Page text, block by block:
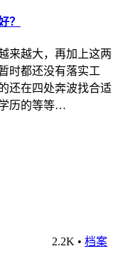
？
来越大，再加上这两
时都还没有落实工
还在四处奔波找合适
历的等等…
2.2K • 档案